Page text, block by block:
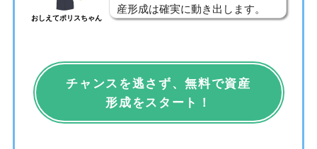
おしえてポリスちゃん
産形成は確実に動き出します。
チャンスを逃さず、無料で資産
形成をスタート！